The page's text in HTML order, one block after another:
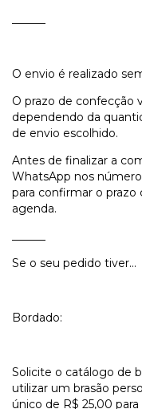
O envio é realizado
O prazo de confecção
dependendo da
de envio escolhido.
Antes de finalizar a
WhatsApp nos
para confirmar o
agenda.
Se o seu pedido tiver...
Bordado:
Solicite o catálogo de
utilizar um brasão
único de R$ 25,00